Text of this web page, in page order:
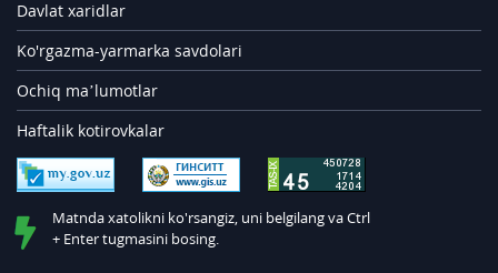
Davlat xaridlar
Ko'rgazma-yarmarka savdolari
Ochiq ma’lumotlar
Haftalik kotirovkalar
Matnda xatolikni ko'rsangiz, uni belgilang va Ctrl
+ Enter tugmasini bosing.